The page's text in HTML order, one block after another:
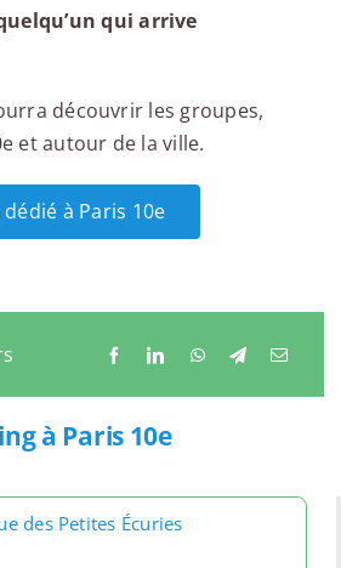
- Matinalequi arrive
découvrir les groupes,
et autour de la ville.
à Paris 10e
à Paris 10e
des Petites Écuries